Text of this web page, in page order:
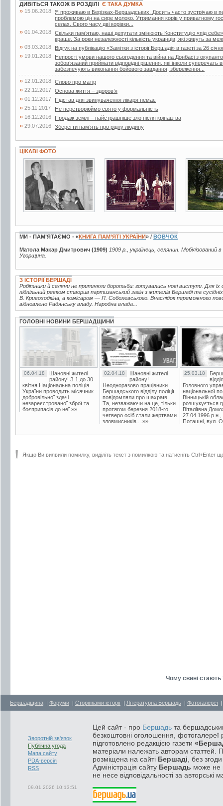
ДИВІТЬСЯ ТАКОЖ В РОЗДІЛІ Є ТАКА ДУМКА
» 15.06.2018
Я проживаю в Берізках-Бершадських. Досить часто зустрічаю в
проблемою цін на сире молоко. Утримання корів у приватному
селах. Свого часу дві корівки...
» 01.04.2018 Скільки пам’ятаю, наші депутати змінюють Конституцію «під
краще. За роки незалежності кількість українців, які живуть за
» 03.03.2018 Відгук на публікацію «Замітки з історії Бершаді» в газеті за 26
» 19.01.2018
Непрості умови нашого сьогодення та війна на Донбасі з
зобов’язаний приймати відповідні рішення, які інколи
забезпечують виконання бойового завдання, збереження...
» 12.01.2018 Слово про матір
» 22.12.2017 Основа життя – здоров’я
» 01.12.2017 Підстав для звинувачення лікаря немає
» 25.11.2017 Не перетворюймо свято у формальність
» 16.12.2016 Продаж землі – найстрашніше зло після кріпацтва
» 29.07.2016 Зберегти пам’ять про рідну людину
ЦІКАВІ ФОТО
2 фото 18 фото 25 фото
МИ - ПАМ’ЯТАЄМО - «КНИГА ПАМ’ЯТІ УКРАЇНИ» / ВОВЧОК
Матола Макар Дмитрович (1909) 1909 р., українець, селянин.
Угорщина.
З ІСТОРІЇ БЕРШАДІ
Робітники й селяни не припиняли боротьби: готувались нові виступи. Для їх
підпільний ревком створив партизанський загін з жителів Бершаді та
В. Кривоходкіна, а комісаром — П. Соболевського. Внаслідок переможного
відновлено Радянську владу. Народна влада...
ГОЛОВНІ НОВИНИ БЕРШАДЩИНИ
06.04.18
Шановні жителі
району! З 1 до 30
квітня Національна поліція
України проводить місячник
добровільної здачі
незареєстрованої зброї та
боєприпасів до неї.»»
02.04.18
Шановні жителі
району!
Неодноразово працівники
Бершадського відділу поліції
повідомляли про шахраїв.
Та, незважаючи на це, тільки
протягом березня 2018-го
четверо осіб стали жертвами
зловмисників....»»
25.03.18
Головного
національної
Вінницькій
розшукується
Віталіївна
27.04.1996 р.н.,
Поташні, вул.
Якщо Ви виявили помилку, виділіть текст з помилкою та натисніть Ctrl+Enter
Чому свині
Бершадщина | Форуми | Сторінками історії | Літературна Бершадь | Фотогалереї
Зворотній зв'язок
Публічна угода
Мапа сайту
PDA-версія
RSS
09.01.2026 10:13:51
Цей сайт - про Бершадь та
безкоштовні оголошення, фотогалереї
підготовлено редакцією газети
матеріали належать авторам статтей.
розміщена на сайті Бершаді , без
Адміністрація сайту Бершадь може не
не несе відповідальності за авторські